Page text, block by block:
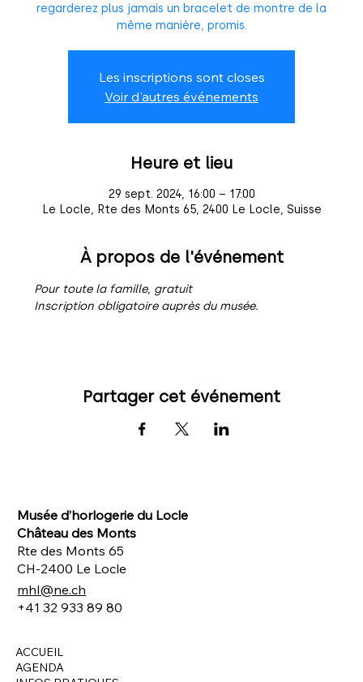
regarderez plus jamais un bracelet de montre de la
même manière, promis.
Les inscriptions sont closes
Voir d'autres événements
Heure et lieu
29 sept. 2024, 16:00 – 17:00
Le Locle, Rte des Monts 65, 2400 Le Locle, Suisse
À propos de l'événement
Pour toute la famille, gratuit
Inscription obligatoire auprès du musée.
Partager cet événement
Musée d’horlogerie du Locle
Château des Monts
Rte des Monts 65
CH-2400 Le Locle
mhl@ne.ch
+41 32 933 89 80
ACCUEIL
AGENDA